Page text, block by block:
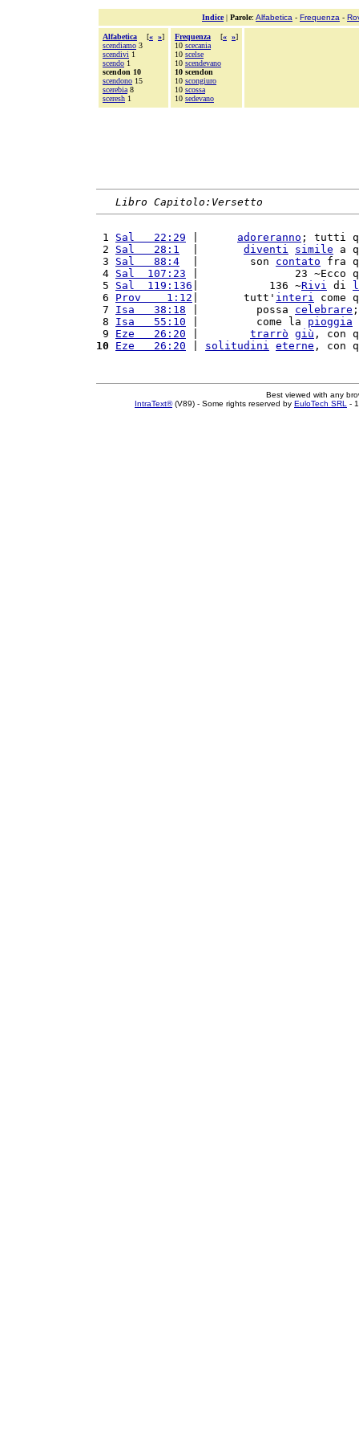
Indice| Parole: Alfabetica - Frequenza -
Alfabetica [« »]
scendiamo 3
scendivi 1
scendo 1
scendon 10
scendono 15
scerebia 8
sceresh 1
Frequenza [« »]
10 scecania
10 scelse
10 scendevano
10 scendon
10 scongiuro
10 scossa
10 sedevano
Libro Capitolo:Versetto
1 Sal   22:29 adoreranno ; tutti
2 Sal   28:1 diventi simile a
3 Sal   88:4
  |        son
contato fra
4 Sal  107:23 |               23 ~Ecco
5 Sal  119:136 |           136 ~Rivi di
6 Prov    1:12 |       tutt' interi come
7 Isa   38:18 |         possa celebrare
8 Isa   55:10 |         come la pioggia
9 Eze   26:20 trarrò giù , con
10
Eze   26:20 solitudini eterne , con
Best viewed with any
IntraText®(V89) - Some rights reserved by EuloTech SRL -